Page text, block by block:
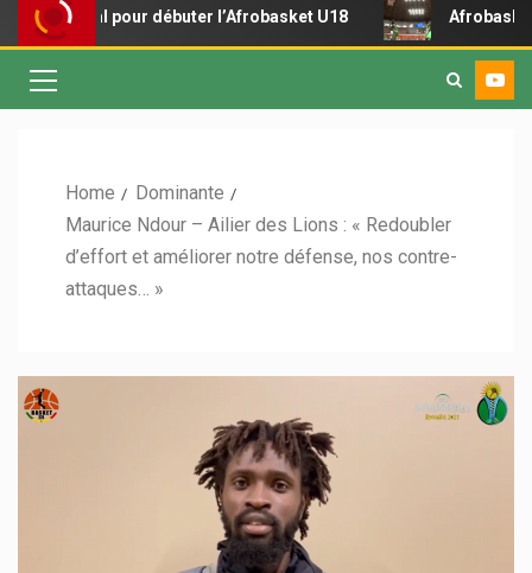
pour débuter l’Afrobasket U18 Afrobasket U18 –
Home
Dominante
Maurice Ndour – Ailier des Lions : « Redoubler
d’effort et améliorer notre défense, nos contre-
attaques… »